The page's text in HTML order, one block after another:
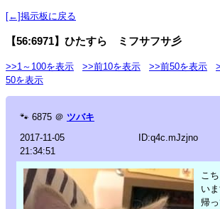
[←]掲示板に戻る
【56:6971】ひたすら ミフサフサ彡
>>1～100を表示 >>前10を表示 >>前50を表示
50を表示
🐾 6875 ＠ ツバキ
2017-11-05
21:34:51
ID:q4c.mJzjno
こ
い
帰